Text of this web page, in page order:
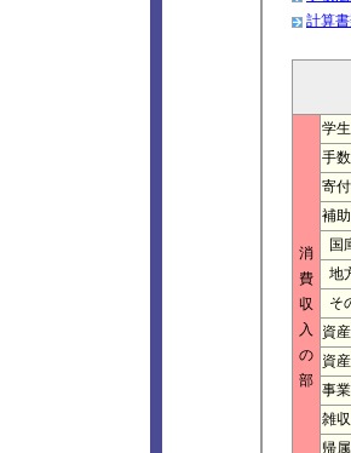
計算
消
費
収
入
の
部
学
手
寄
補
国
地
そ
資
資
事
雑
帰